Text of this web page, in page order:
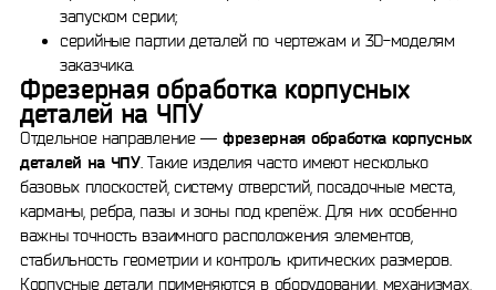
запуском серии;
серийные партии деталей по чертежам и 3D-моделям
заказчика.
Фрезерная обработка корпусных
деталей на ЧПУ
Отдельное направление — фрезерная обработка корпусных
деталей на ЧПУ. Такие изделия часто имеют несколько
базовых плоскостей, систему отверстий, посадочные места,
карманы, ребра, пазы и зоны под крепёж. Для них особенно
важны точность взаимного расположения элементов,
стабильность геометрии и контроль критических размеров.
Корпусные детали применяются в оборудовании, механизмах,